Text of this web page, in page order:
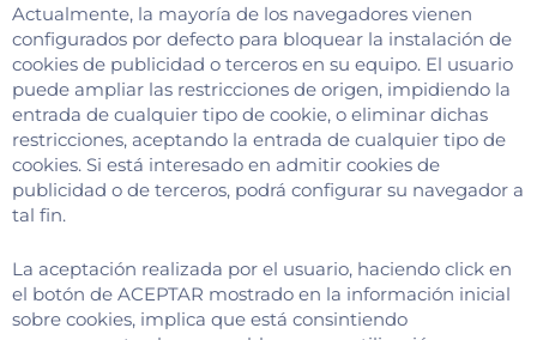
Actualmente, la mayoría de los navegadores vienen
configurados por defecto para bloquear la instalación de
cookies de publicidad o terceros en su equipo. El usuario
puede ampliar las restricciones de origen, impidiendo la
entrada de cualquier tipo de cookie, o eliminar dichas
restricciones, aceptando la entrada de cualquier tipo de
cookies. Si está interesado en admitir cookies de
publicidad o de terceros, podrá configurar su navegador a
tal fin.
La aceptación realizada por el usuario, haciendo click en
el botón de ACEPTAR mostrado en la información inicial
sobre cookies, implica que está consintiendo